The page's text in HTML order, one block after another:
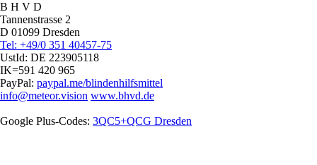
B H V D
Tannenstrasse 2
D 01099 Dresden
Tel: +49/0 351 40457-75
UstId: DE 223905118
IK=591 420 965
PayPal: paypal.me/blindenhilfsmittel
info@meteor.vision www.bhvd.de
Google Plus-Codes: 3QC5+QCG Dresden